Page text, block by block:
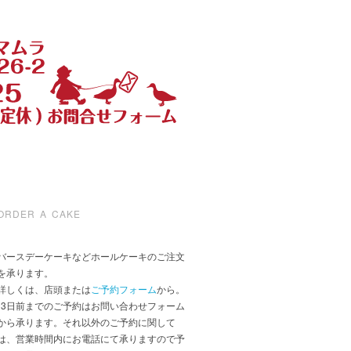
A CAKE
ースデーケーキなどホールケーキのご注文
承ります。
しくは、店頭またはご予約フォームから。
日前までのご予約はお問い合わせフォーム
ら承ります。それ以外のご予約に関して
、営業時間内にお電話にて承りますので予